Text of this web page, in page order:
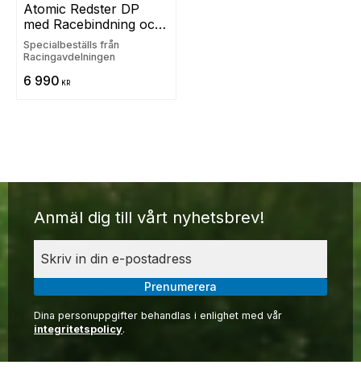
Atomic Redster DP
med Racebindning och
Raceslip
Specialbeställs från
Racingavdelningen​
6 990 KR
Anmäl dig till vårt nyhetsbrev!
Prenumerera
Dina personuppgifter behandlas i enlighet med vår
integritetspolicy.